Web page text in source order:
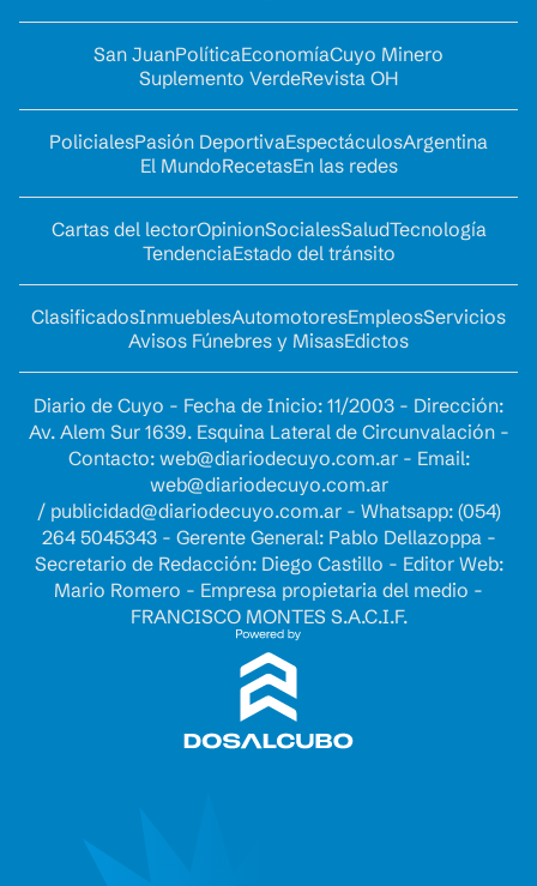
San JuanPolíticaEconomíaCuyo Minero
Suplemento VerdeRevista OH
PolicialesPasión DeportivaEspectáculosArgentina
El MundoRecetasEn las redes
Cartas del lectorOpinionSocialesSaludTecnología
TendenciaEstado del tránsito
ClasificadosInmueblesAutomotoresEmpleosServicios
Avisos Fúnebres y MisasEdictos
Diario de Cuyo - Fecha de Inicio: 11/2003 - Dirección:
Av. Alem Sur 1639. Esquina Lateral de Circunvalación -
Contacto: web@diariodecuyo.com.ar- Email:
web@diariodecuyo.com.ar
/ publicidad@diariodecuyo.com.ar- Whatsapp: (054)
264 5045343 - Gerente General: Pablo Dellazoppa -
Secretario de Redacción: Diego Castillo - Editor Web:
Mario Romero - Empresa propietaria del medio -
FRANCISCO MONTES S.A.C.I.F.